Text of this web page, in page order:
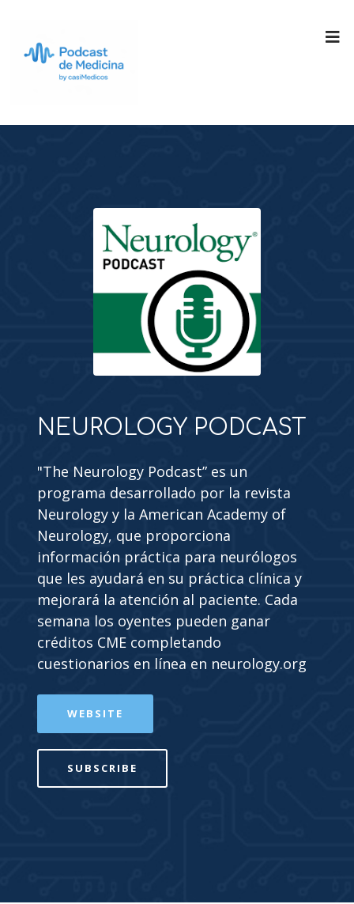
NEUROLOGY PODCAST
"The Neurology Podcast” es un
programa desarrollado por la revista
Neurology y la American Academy of
Neurology, que proporciona
información práctica para neurólogos
que les ayudará en su práctica clínica y
mejorará la atención al paciente. Cada
semana los oyentes pueden ganar
créditos CME completando
cuestionarios en línea en neurology.org
WEBSITE
SUBSCRIBE